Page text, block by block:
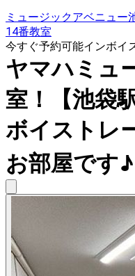
ミュージックアベニュー
14番教室
今すぐ予約可能インボイ
ヤマハミュ
室！【池袋
ボイストレ
お部屋です♪